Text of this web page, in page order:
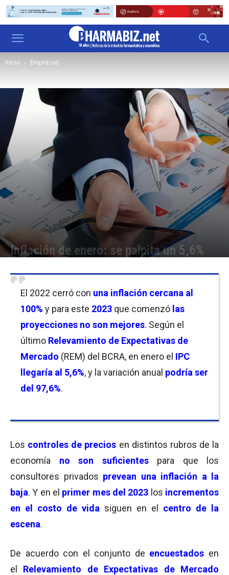
Inicio Empresas
Inflación de enero: se palpita un 5,6%
El 2022 cerró con una inflación cercana al
100% y para este 2023 que comenzó las
proyecciones no son mejores. Según el
último Relevamiento de Expectativas de
Mercado (REM) del BCRA, en enero el IPC
llegaría al 5,6%, y la variación anual podría ser
del 97,6%.
Los controles de precios en distintos rubros de la
economía no son suficientes
para que los
consultores privados prevean una inflación a la
baja. Y en el primer mes del 2023 los incrementos
en el costo de vida siguen en el centro de la
escena.
De acuerdo con el conjunto de encuestados en
el
Relevamiento de Expectativas de Mercado